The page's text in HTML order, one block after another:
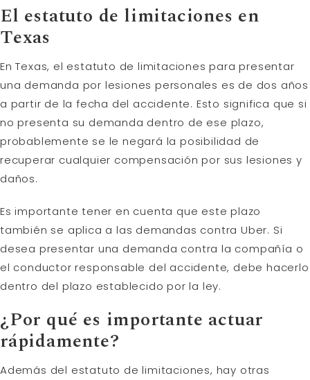
El estatuto de limitaciones en
Texas
En Texas, el estatuto de limitaciones para presentar
una demanda por lesiones personales es de dos años
a partir de la fecha del accidente. Esto significa que si
no presenta su demanda dentro de ese plazo,
probablemente se le negará la posibilidad de
recuperar cualquier compensación por sus lesiones y
daños.
Es importante tener en cuenta que este plazo
también se aplica a las demandas contra Uber. Si
desea presentar una demanda contra la compañía o
el conductor responsable del accidente, debe hacerlo
dentro del plazo establecido por la ley.
¿Por qué es importante actuar
rápidamente?
Además del estatuto de limitaciones, hay otras